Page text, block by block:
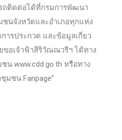
ถติดต่อได้ที่กรมการพัฒนา
นจังหวัดและอำเภอทุกแห่ง
ารประกวด และข้อมูลเกี่ยว
ขอเจ้าฟ้าสิริวัณณวรีฯ ได้ทาง
www.cdd.go.th หรือทาง
มชน Fanpage”